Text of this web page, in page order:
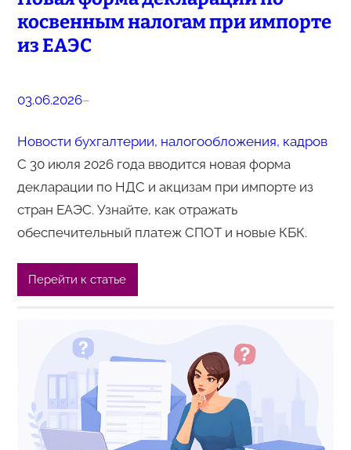
косвенным налогам при импорте
из ЕАЭС
03.06.2026–
Новости бухгалтерии, налогообложения, кадров
С 30 июля 2026 года вводится новая форма
декларации по НДС и акцизам при импорте из
стран ЕАЭС. Узнайте, как отражать
обеспечительный платеж СПОТ и новые КБК.
Перейти к статье